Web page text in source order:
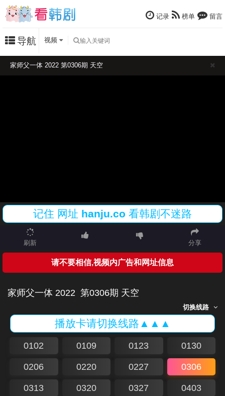
记录 榜单 留言
导航 视频
家师父一体 2022 第0306期 天空
记住 网址 hanju.co 看韩剧不迷路
刷新 分享
请不要相信,视频内广告和网址信息
家师父一体 2022 第0306期 天空
切换线路
播放卡请切换线路▲▲▲
0102 0109 0123 0130
0206 0220 0227 0306
0313 0320 0327 0403